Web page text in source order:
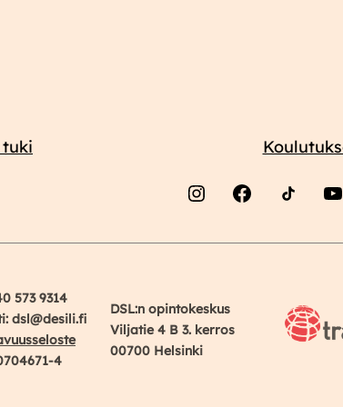
573 9314
dsl@desili.fi
4
DSL:n opintokeskus
Viljatie 4 B 3. kerros
00700 Helsinki